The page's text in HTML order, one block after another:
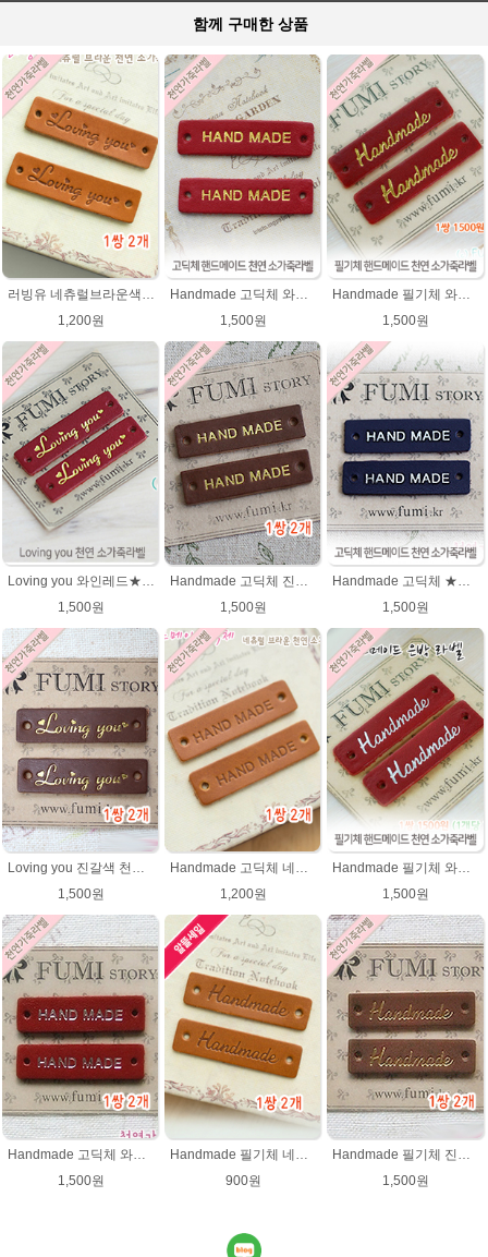
함께 구매한 상품
러빙유 네츄럴브라운색상 천연소가죽라벨
1,200원
Handmade 고딕체 와인레드(★금박) 천연소가죽라벨
1,500원
Handmade 필기체 와인레드(★금박) 천연소가죽라벨
1,500원
Loving you 와인레드★금박 천연 소가죽라벨 러빙유
1,500원
Handmade 고딕체 진갈색 천연 소가죽라벨 목도리 핸드메이드라벨
1,500원
Handmade 고딕체 ★진남색 천연 소가죽라벨 목도리 핸드메이드라벨
1,500원
1,500원
1,200원
1,500원
1,500원
900원
1,500원